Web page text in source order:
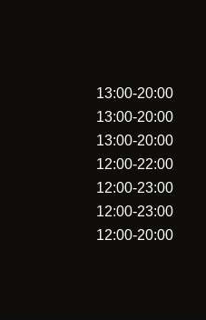
13:00-20:00
13:00-20:00
13:00-20:00
12:00-22:00
12:00-23:00
12:00-23:00
12:00-20:00